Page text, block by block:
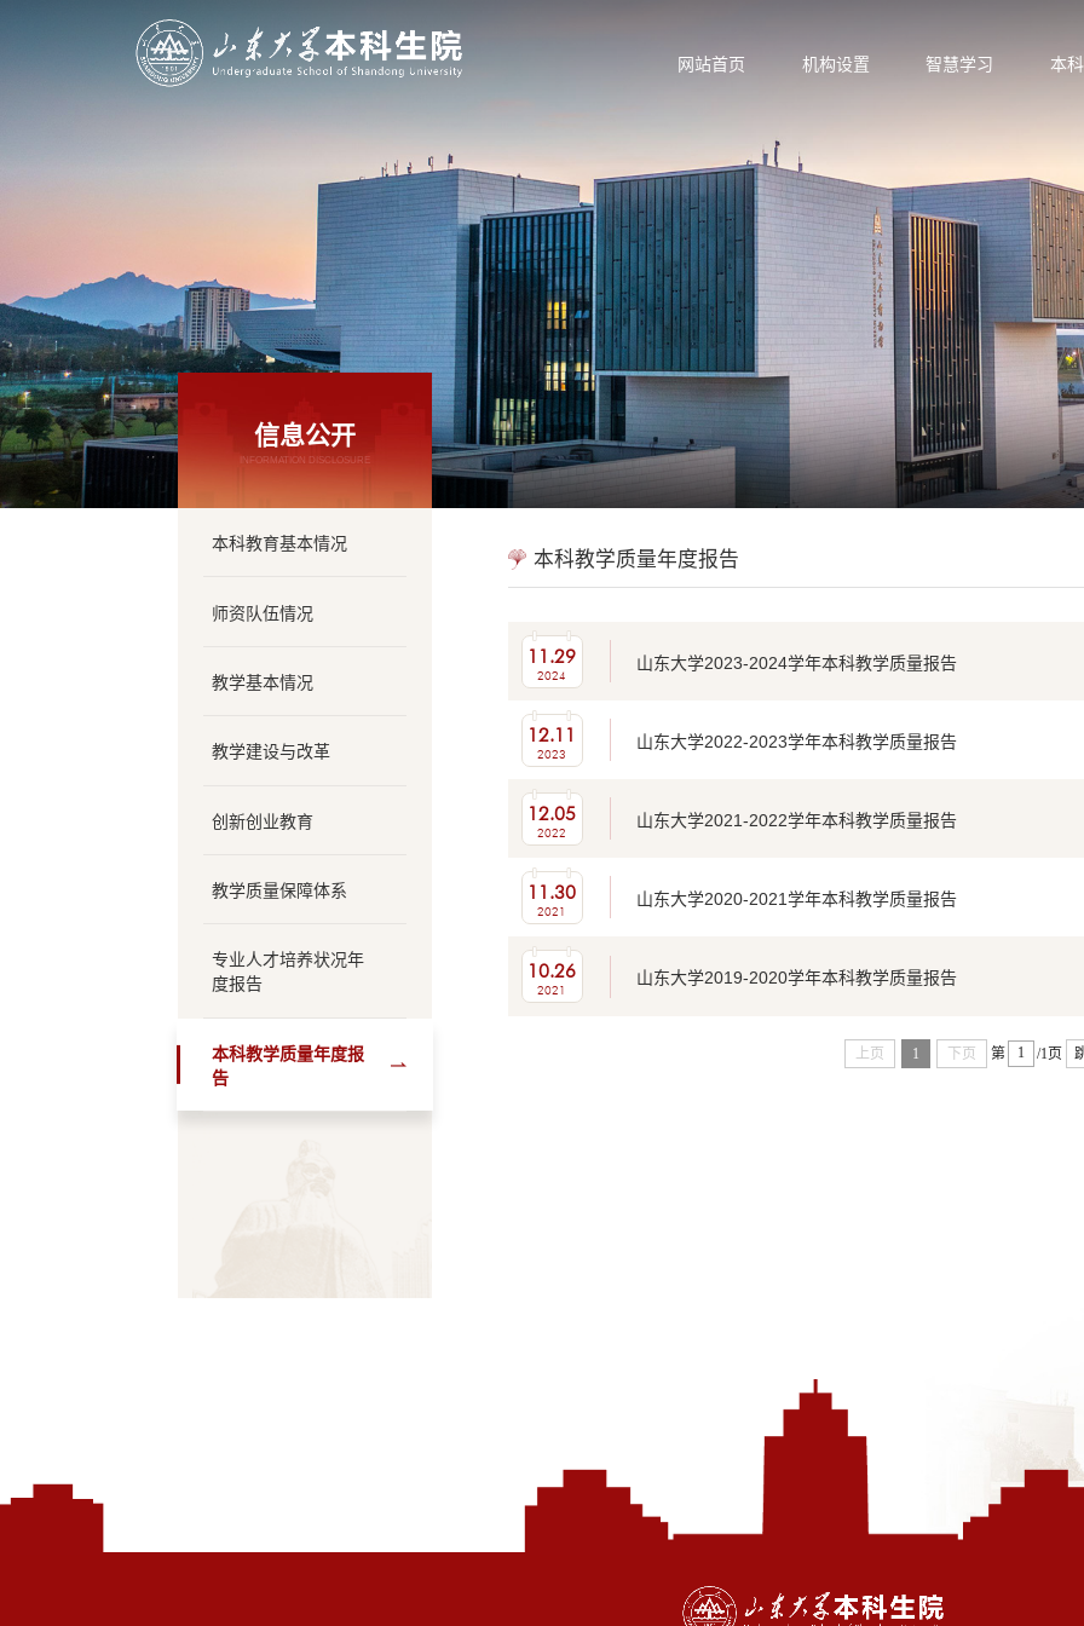
网站首页 机构设置 智慧学习 本
信息公开
INFORMATION DISCLOSURE
本科教育基本情况
师资队伍情况
教学基本情况
教学建设与改革
创新创业教育
教学质量保障体系
专业人才培养状况年
度报告
本科教学质量年度报
告
本科教学质量年度报告
11.29
2024
山东大学2023-2024学年本科教学质量报告
12.11
2023
山东大学2022-2023学年本科教学质量报告
12.05
2022
山东大学2021-2022学年本科教学质量报告
11.30
2021
山东大学2020-2021学年本科教学质量报告
10.26
2021
山东大学2019-2020学年本科教学质量报告
上页 1 下页 第 /1页